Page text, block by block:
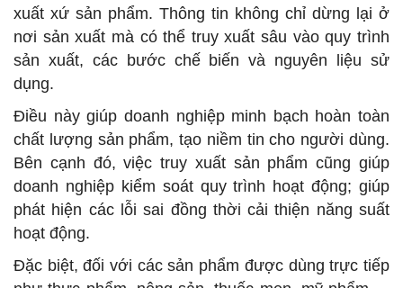
xuất xứ sản phẩm. Thông tin không chỉ dừng lại ở
nơi sản xuất mà có thể truy xuất sâu vào quy trình
sản xuất, các bước chế biến và nguyên liệu sử
dụng.
Điều này giúp doanh nghiệp minh bạch hoàn toàn
chất lượng sản phẩm, tạo niềm tin cho người dùng.
Bên cạnh đó, việc truy xuất sản phẩm cũng giúp
doanh nghiệp kiểm soát quy trình hoạt động; giúp
phát hiện các lỗi sai đồng thời cải thiện năng suất
hoạt động.
Đặc biệt, đối với các sản phẩm được dùng trực tiếp